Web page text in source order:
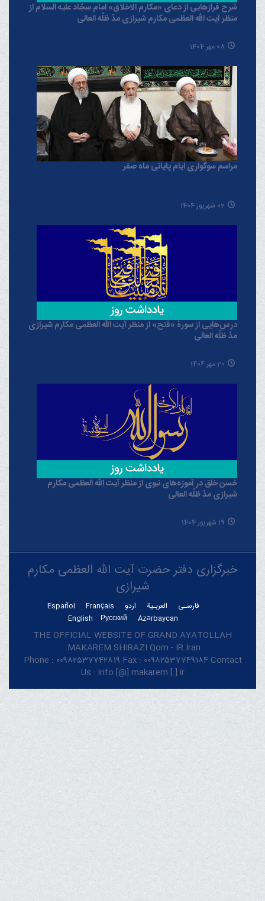
شرح فرازهایی از دعای «مکارم الاخلاق» امام سجّاد علیه السلام از
منظر آیت الله العظمی مکارم شیرازی مدّ ظلّه العالی
08 مهر 1404
مراسم سوگواری ایام پایانی ماه صفر
02 شهریور 1404
درس‌هایی از سورۀ «فتح» از منظر آیت الله العظمی مکارم شیرازی
مدّ ظلّه العالی
20 مهر 1404
حُسن خلق در آموزه‌های نبوی از منظر آیت الله العظمی مکارم
شیرازی مدّ ظلّه العالی
19 شهریور 1404
خبرگزاری دفتر حضرت آیت الله العظمی مکارم
شیرازی
فارسـی العربـیة اردو Français
Español
Azərbaycan
Русский
English
THE OFFICIAL WEBSITE OF GRAND AYATOLLAH
MAKAREM SHIRAZI Qom - IR.Iran.
Phone : 00982537742819 Fax : 00982537749184 Contact
Us : info [@] makarem [.] ir